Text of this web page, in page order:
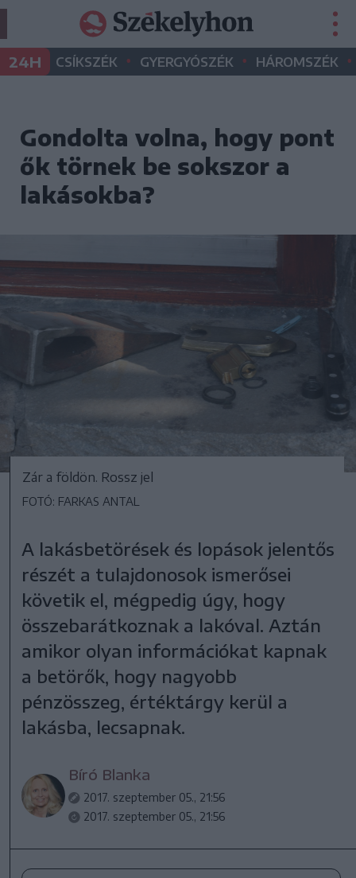
24H CSÍKSZÉK • GYERGYÓSZÉK • HÁROMSZÉK •
Gondolta volna, hogy pont
ők törnek be sokszor a
lakásokba?
Zár a földön. Rossz jel
FOTÓ: FARKAS ANTAL
A lakásbetörések és lopások jelentős
részét a tulajdonosok ismerősei
követik el, mégpedig úgy, hogy
összebarátkoznak a lakóval. Aztán
amikor olyan információkat kapnak
a betörők, hogy nagyobb
pénzösszeg, értéktárgy kerül a
lakásba, lecsapnak.
Bíró Blanka
2017. szeptember 05., 21:56
2017. szeptember 05., 21:56